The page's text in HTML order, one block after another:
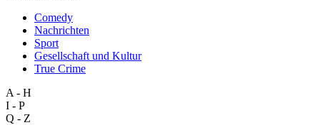
Comedy
Nachrichten
Sport
Gesellschaft und Kultur
True Crime
A - H
I - P
Q - Z